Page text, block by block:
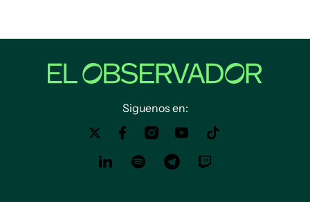
Siguenos en: